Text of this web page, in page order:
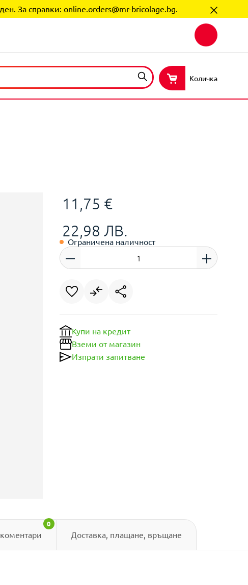
За справки: online.orders@mr-bricolage.bg.
Количка
11,75 €
22,98 ЛВ.
Ограничена наличност
Купи на кредит
Вземи от магазин
Изпрати запитване
0
Доставка, плащане, връщане